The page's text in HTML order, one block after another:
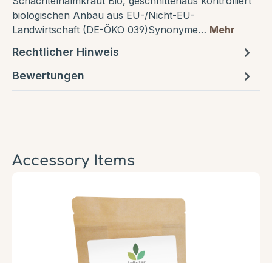
biologischen Anbau aus EU-/Nicht-EU-
Landwirtschaft (DE-ÖKO 039)Synonyme… Mehr
Rechtlicher Hinweis
Bewertungen
Accessory Items